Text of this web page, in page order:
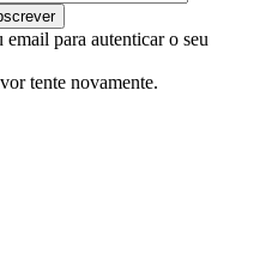
para autenticar o seu
tente novamente.